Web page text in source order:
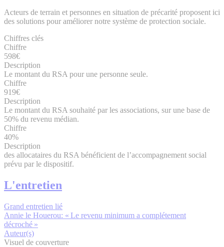
Acteurs de terrain et personnes en situation de précarité proposent ici
des solutions pour améliorer notre système de protection sociale.
Chiffres clés
Chiffre
598€
Description
Le montant du RSA pour une personne seule.
Chiffre
919€
Description
Le montant du RSA souhaité par les associations, sur une base de
50% du revenu médian.
Chiffre
40%
Description
des allocataires du RSA bénéficient de l’accompagnement social
prévu par le dispositif.
L'entretien
Grand entretien lié
Annie le Houerou: « Le revenu minimum a complétement
décroché »
Auteur(s)
Visuel de couverture